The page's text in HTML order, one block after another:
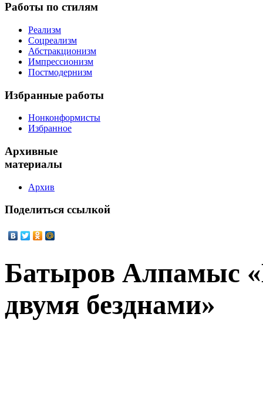
Работы по стилям
Реализм
Соцреализм
Абстракционизм
Импрессионизм
Постмодернизм
Избранные работы
Нонконформисты
Избранное
Архивные
материалы
Архив
Поделиться ссылкой
Батыров Алпамыс
двумя безднами»